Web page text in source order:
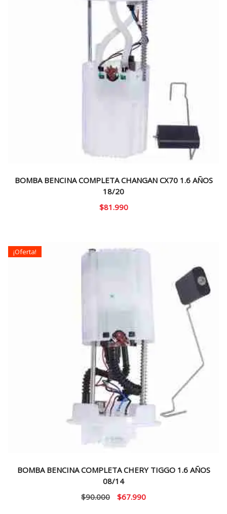
BOMBA BENCINA COMPLETA CHANGAN CX70 1.6 AÑOS
18/20
$81.990
¡Oferta!
BOMBA BENCINA COMPLETA CHERY TIGGO 1.6 AÑOS
08/14
$90.000
El
$67.990El